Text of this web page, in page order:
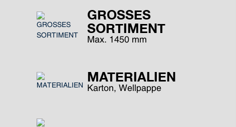
GROSSES
SORTIMENT
Max. 1450 mm
MATERIALIEN
Karton, Wellpappe